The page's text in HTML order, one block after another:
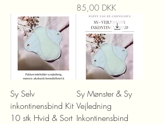
Preis
85,00 DKK
Sy Selv
inkontinensbind Kit
10 stk Hvid & Sort
Sy Mønster & Sy
Vejledning
Inkontinensbind